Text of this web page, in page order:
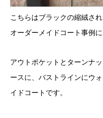
こちらはブラックの縮絨さ
オーダーメイドコート事例に
アウトポケットとターンナ
ースに、バストラインにウ
イドコートです。